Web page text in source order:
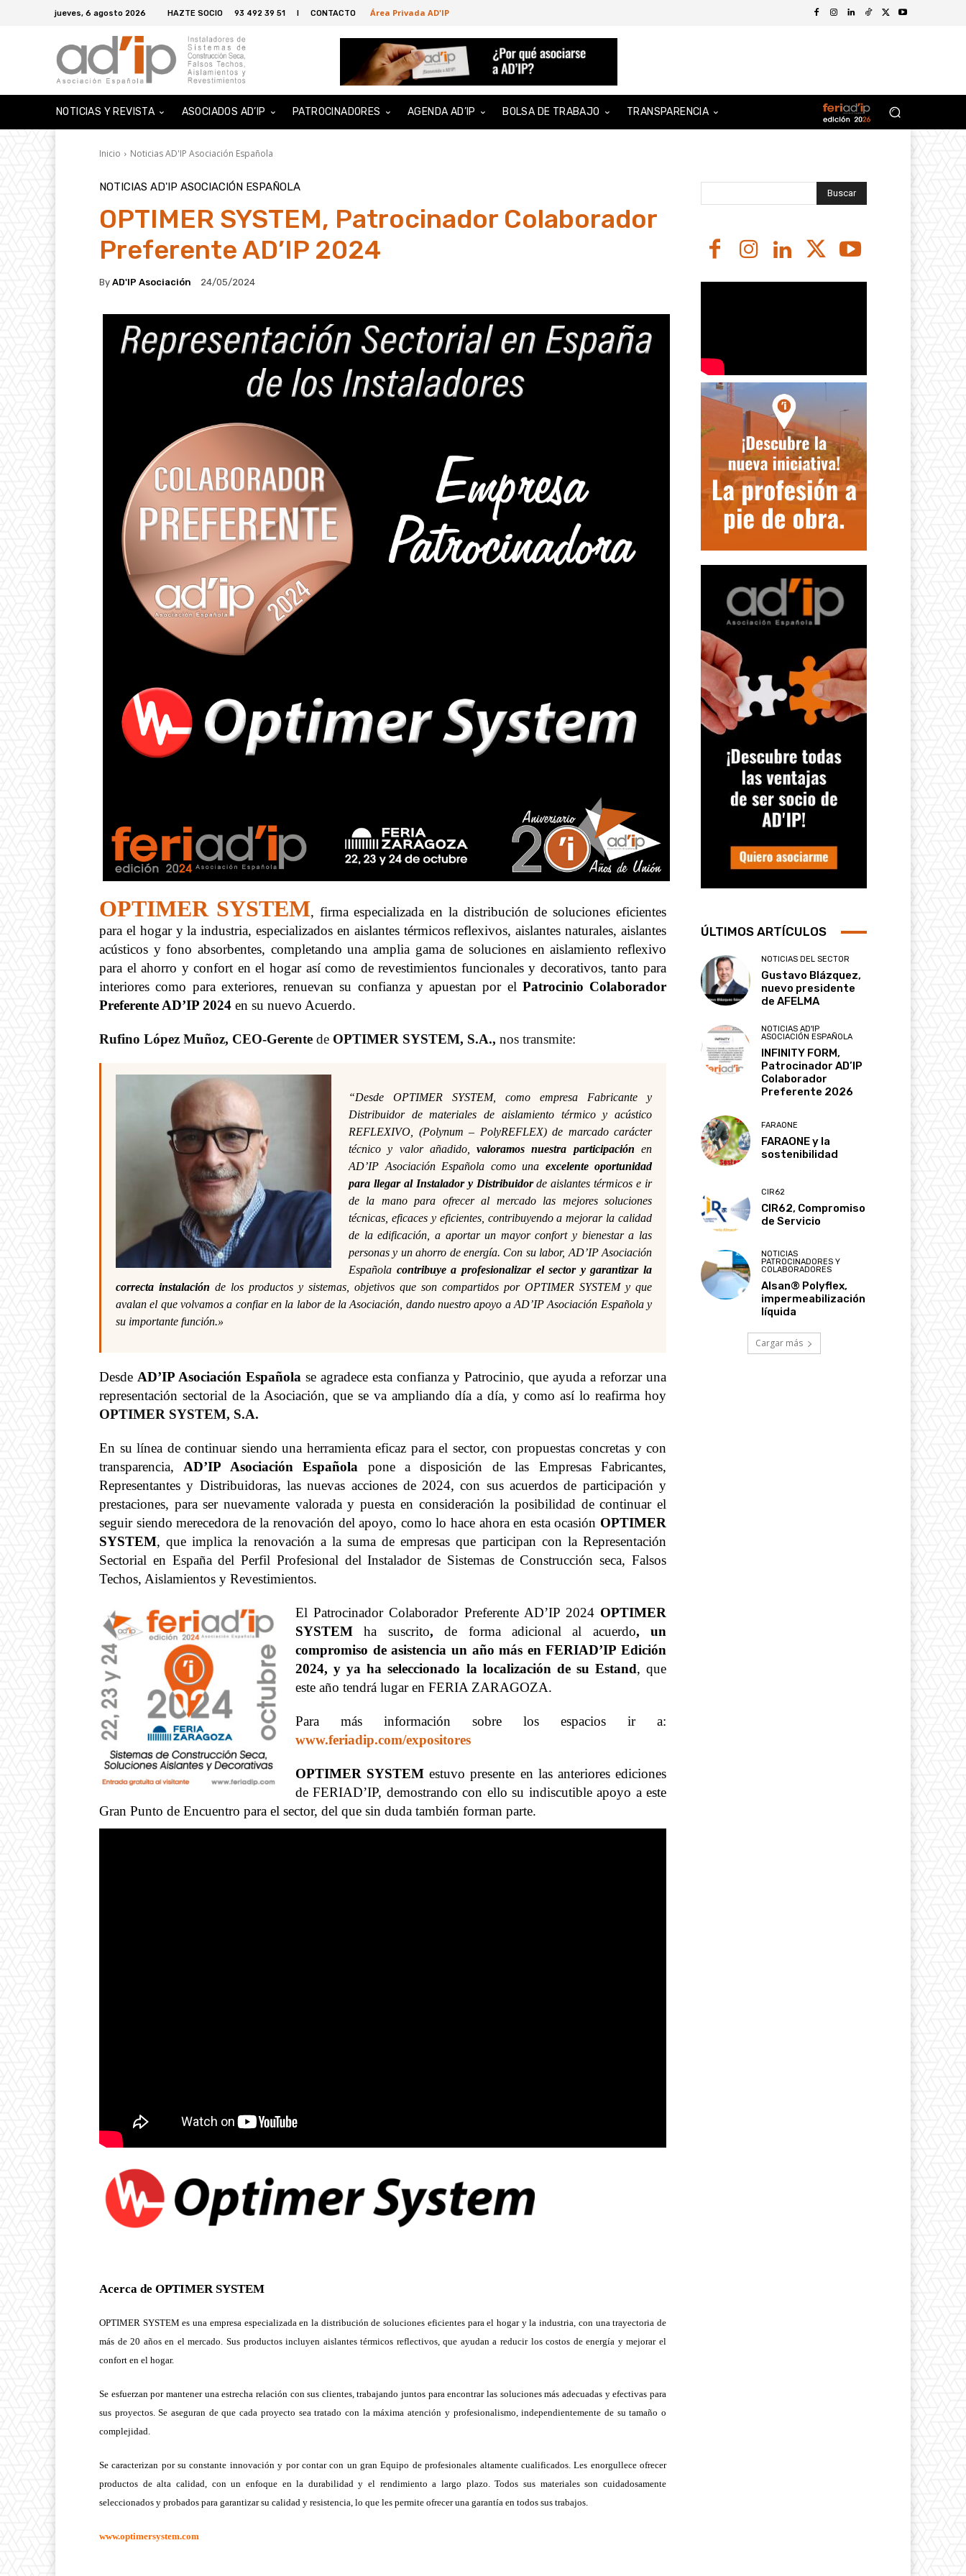
jueves, 6 agosto 2026 HAZTE SOCIO 93 492 39 51 I CONTACTO Área Privada AD'IP
NOTICIAS Y REVISTA ASOCIADOS AD’IP PATROCINADORES AGENDA AD’IP BOLSA DE TRABAJO TRANSPARENCIA
Inicio Noticias AD'IP Asociación Española
NOTICIAS AD'IP ASOCIACIÓN ESPAÑOLA
OPTIMER SYSTEM, Patrocinador Colaborador
Preferente AD’IP 2024
By AD'IP Asociación 24/05/2024
OPTIMER SYSTEM, firma especializada en la distribución de soluciones eficientes
para el hogar y la industria, especializados en aislantes térmicos reflexivos, aislantes naturales, aislantes
acústicos y fono absorbentes, completando una amplia gama de soluciones en aislamiento reflexivo
para el ahorro y confort en el hogar así como de revestimientos funcionales y decorativos, tanto para
interiores como para exteriores, renuevan su confianza y apuestan por el Patrocinio Colaborador
Preferente AD’IP 2024 en su nuevo Acuerdo.
Rufino López Muñoz, CEO-Gerente de OPTIMER SYSTEM, S.A., nos transmite:
“Desde OPTIMER SYSTEM, como empresa Fabricante y
Distribuidor de materiales de aislamiento térmico y acústico
REFLEXIVO, (Polynum – PolyREFLEX) de marcado carácter
técnico y valor añadido,valoramos nuestra participación en
AD’IP Asociación Española como una excelente oportunidad
para llegar al Instalador y Distribuidorde aislantes térmicos e ir
de la mano para ofrecer al mercado las mejores soluciones
técnicas, eficaces y eficientes, contribuyendo a mejorar la calidad
de la edificación, a aportar un mayor confort y bienestar a las
personas y un ahorro de energía. Con su labor, AD’IP Asociación
Española contribuye a profesionalizar el sector y garantizar la
correcta instalación de los productos y sistemas, objetivos que son compartidos por OPTIMER SYSTEM y que
avalan el que volvamos a confiar en la labor de la Asociación, dando nuestro apoyo a AD’IP Asociación Española y
su importante función.»
Desde AD’IP Asociación Española se agradece esta confianza y Patrocinio, que ayuda a reforzar una
representación sectorial de la Asociación, que se va ampliando día a día, y como así lo reafirma hoy
OPTIMER SYSTEM, S.A.
En su línea de continuar siendo una herramienta eficaz para el sector, con propuestas concretas y con
transparencia, AD’IP Asociación Española pone a disposición de las Empresas Fabricantes,
Representantes y Distribuidoras, las nuevas acciones de 2024, con sus acuerdos de participación y
prestaciones, para ser nuevamente valorada y puesta en consideración la posibilidad de continuar el
seguir siendo merecedora de la renovación del apoyo, como lo hace ahora en esta ocasión OPTIMER
SYSTEM, que implica la renovación a la suma de empresas que participan con la Representación
Sectorial en España del Perfil Profesional del Instalador de Sistemas de Construcción seca, Falsos
Techos, Aislamientos y Revestimientos.
El Patrocinador Colaborador Preferente AD’IP 2024 OPTIMER
SYSTEMha suscrito,de forma adicional al acuerdo, un
compromiso de asistencia un año más en FERIAD’IP Edición
2024, y ya ha seleccionado la localización de su Estand, que
este año tendrá lugar en FERIA ZARAGOZA.
Para más información sobre los espacios ir a:
www.feriadip.com/expositores
OPTIMER SYSTEMestuvo presente en las anteriores ediciones
de FERIAD’IP, demostrando con ello su indiscutible apoyo a este
Gran Punto de Encuentro para el sector, del que sin duda también forman parte.
Acerca de OPTIMER SYSTEM
OPTIMER SYSTEM es una empresa especializada en la distribución de soluciones eficientes para el hogar y la industria, con una trayectoria de
más de 20 años en el mercado. Sus productos incluyen aislantes térmicos reflectivos, que ayudan a reducir los costos de energía y mejorar el
confort en el hogar.
Se esfuerzan por mantener una estrecha relación con sus clientes, trabajando juntos para encontrar las soluciones más adecuadas y efectivas para
sus proyectos. Se aseguran de que cada proyecto sea tratado con la máxima atención y profesionalismo, independientemente de su tamaño o
complejidad.
Se caracterizan por su constante innovación y por contar con un gran Equipo de profesionales altamente cualificados. Les enorgullece ofrecer
productos de alta calidad, con un enfoque en la durabilidad y el rendimiento a largo plazo. Todos sus materiales son cuidadosamente
seleccionados y probados para garantizar su calidad y resistencia, lo que les permite ofrecer una garantía en todos sus trabajos.
www.optimersystem.com
Buscar
ÚLTIMOS ARTÍCULOS
NOTICIAS DEL SECTOR
Gustavo Blázquez,
nuevo presidente
de AFELMA
NOTICIAS AD'IP
ASOCIACIÓN ESPAÑOLA
INFINITY FORM,
Patrocinador AD’IP
Colaborador
Preferente 2026
FARAONE
FARAONE y la
sostenibilidad
CIR62
CIR62, Compromiso
de Servicio
NOTICIAS
PATROCINADORES Y
COLABORADORES
Alsan® Polyflex,
impermeabilización
líquida
Cargar más